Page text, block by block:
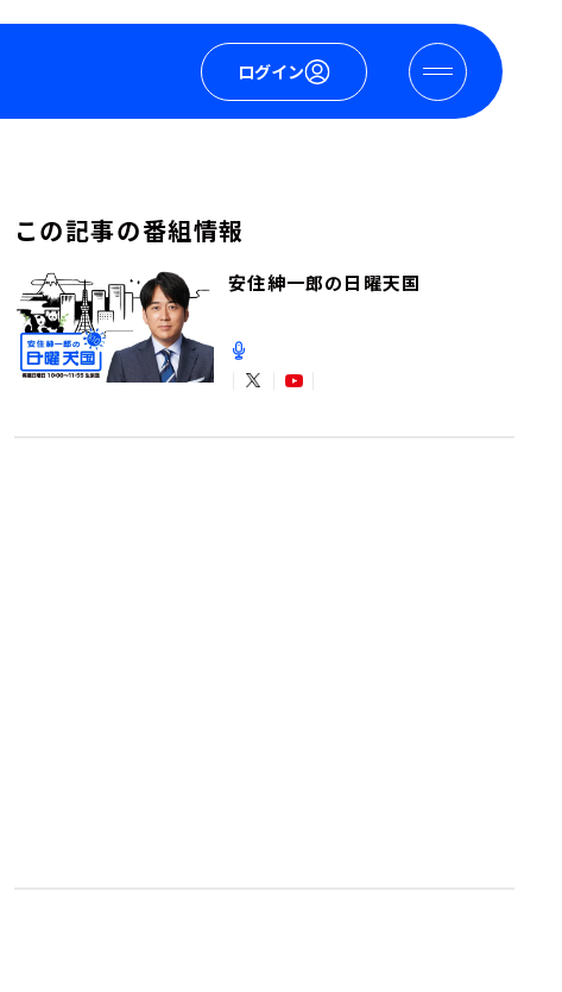
ログイン
この記事の番組情報
安住紳一郎の日曜天国